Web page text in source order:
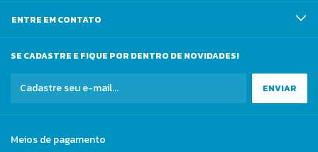
ENTRE EM CONTATO
SE CADASTRE E FIQUE POR DENTRO DE NOVIDADES!
Meios de pagamento